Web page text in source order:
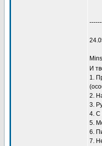
И
1.
2.
3.
4. С
5.
6.
7.